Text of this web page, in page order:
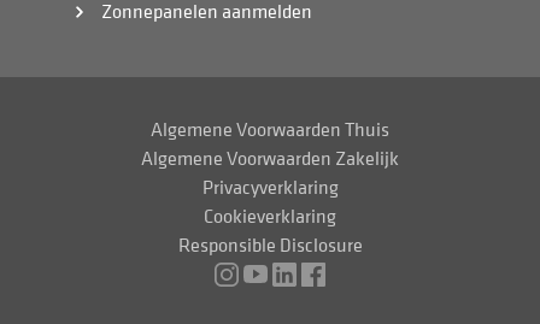
Zonnepanelen aanmelden
Algemene Voorwaarden Thuis
Algemene Voorwaarden Zakelijk
Privacyverklaring
Cookieverklaring
Responsible Disclosure
Instagram
Youtube
LinkedInFacebook